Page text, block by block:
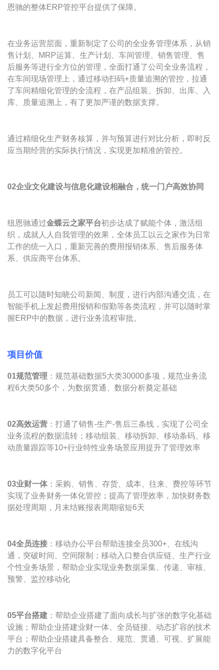
恩驰的整体ERP管控平台提供了保障。
在业务运营层面，重新制定了公司的全业务管理体系，从销
售计划、MRP运算、生产计划、车间管理、销售管理、售
后服务等进行全方位的管理，全面打通了公司全业务流程，
在车间现场管理上，通过移动扫码+质量追溯的管控，拉通
了车间精细化管理的全流程，在产品组装、拆卸、出库、入
库、质量追溯上，有了更加严谨的数据支撑。
通过精细化生产财务核算，并与预算进行对比分析，即时反
应当期经营的实际执行情况，实现更加精准的管控。
02企业文化建设与信息化建设相融合，统一门户高效协同
纽恩驰通过金蝶云之家平台初步达成了赋能个体，激活组
织，成就人人自我管理的效果，全体员工以云之家作为日常
工作的统一入口，重新完善的费用报销体系、售后服务体
系、供应商平台体系。
员工可以随时知晓公司新闻、制度，进行内部沟通交流，在
智能手机上发起费用报销和假勤等各类流程，并可以随时掌
握ERP中的数据，进行业务流程审批。
项目价值
01规范管理 ：规范基础数据5大类30000多项，规范业务流
程6大类50多个，为数据贯通、数据分析奠定基础
02高效运营 ：打通了销售-生产-售后三条线，实现了公司全
业务流程的数据流转；移动组装、移动拆卸、移动条码、移
动质量跟踪等10+行业特性业务场景应用提升了管理效率
03业财一体：采购、销售、存货、成本、往来、费控等环节
实现了业务财务一体化管控；提高了管理效率，加快财务数
据处理周期，月末结账报表周期缩短6天
04全员连接 ：移动办公平台帮助连接全员300+、在线沟
通，突破时间、空间限制；移动入口整合供应链、生产行业
个性业务场景，帮助企业实现业务数据采集、传递、审核、
预警、监控移动化
05平台搭建 ：帮助企业搭建了面向成长与扩张的数字化基础
设施；帮助企业搭建业财一体、全员链接、动态扩容的技术
平台；帮助企业搭建具备整合、规范、贯通、可视、扩展能
力的数字化平台